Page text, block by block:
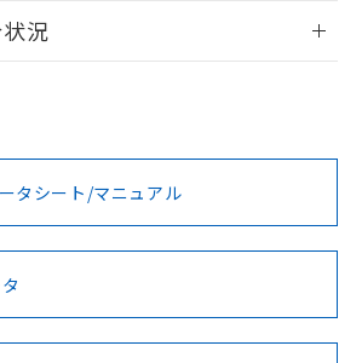
ログイン/会員登録
ご利用いただく前に、以下を必ずお読
件
項・凡例
項・凡例
況
DNV型式承認
（ノルウェー
BV型式承認
（フランス
KR型式
（韓国
No No No
タシート/マニュアル